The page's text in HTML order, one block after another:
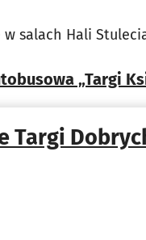
salach Hali
„Targi
Targi